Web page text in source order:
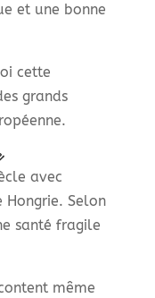
et une bonne
cette
grands
avec
Hongrie. Selon
santé fragile
même